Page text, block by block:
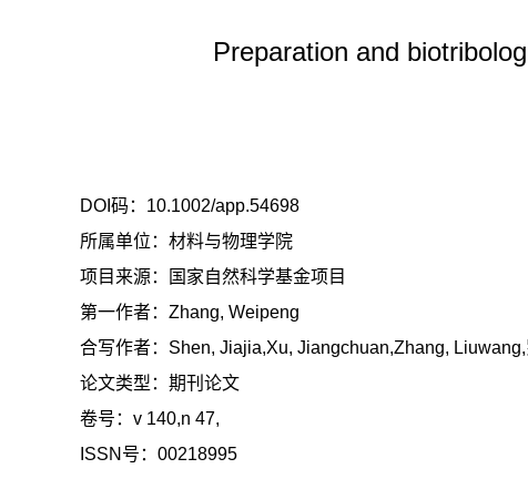
Preparation and
DOI码： 10.1002/app.54698
所属单位： 材料与物理学院
项目来源：
国家自然科学基金项目
第一作者： Zhang, Weipeng
合写作者： Shen, Jiajia,Xu, Jiangchuan,Zhang, Liuwang,
论文类型： 期刊论文
卷号： v 140,n 47,
ISSN号： 00218995